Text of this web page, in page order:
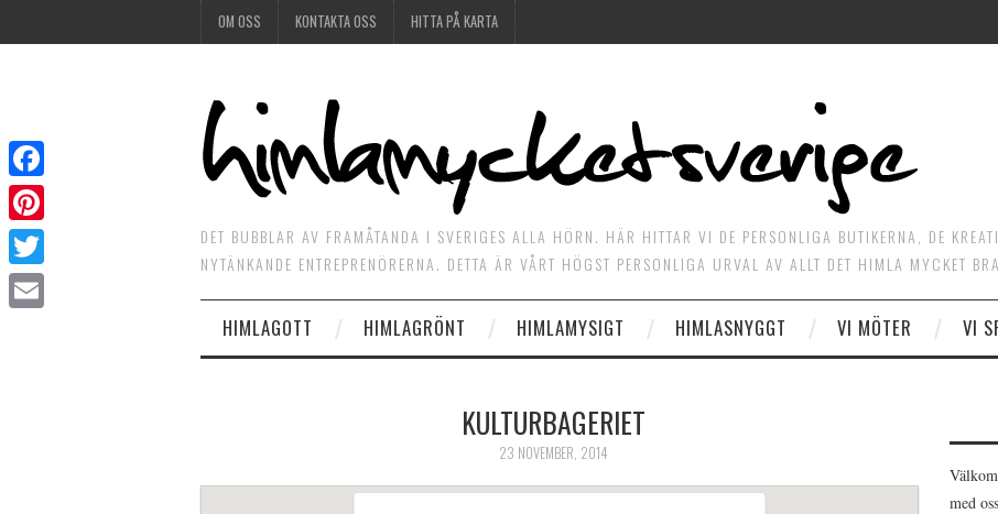
OM OSS KONTAKTA OSS HITTA PÅ KARTA
DET BUBBLAR AV FRAMÅTANDA I SVERIGES ALLA HÖRN. HÄR HITTAR VI DE PERSONLIGA BUTIKERNA, DE
NYTÄNKANDE ENTREPRENÖRERNA. DETTA ÄR VÅRT HÖGST PERSONLIGA URVAL AV ALLT DET HIMLA MYCKET
HIMLAGOTT HIMLAGRÖNT HIMLAMYSIGT HIMLASNYGGT VI MÖTER VI
KULTURBAGERIET
23 NOVEMBER, 2014
med
Facebook
Pinterest
Twitter